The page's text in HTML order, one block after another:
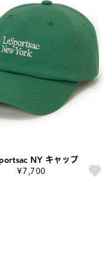
NY キャップ
¥7,700